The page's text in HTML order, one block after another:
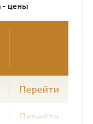
к
- цены
Перейти
Перейти